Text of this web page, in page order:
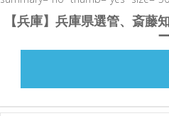
【兵庫】兵庫県選管、斎